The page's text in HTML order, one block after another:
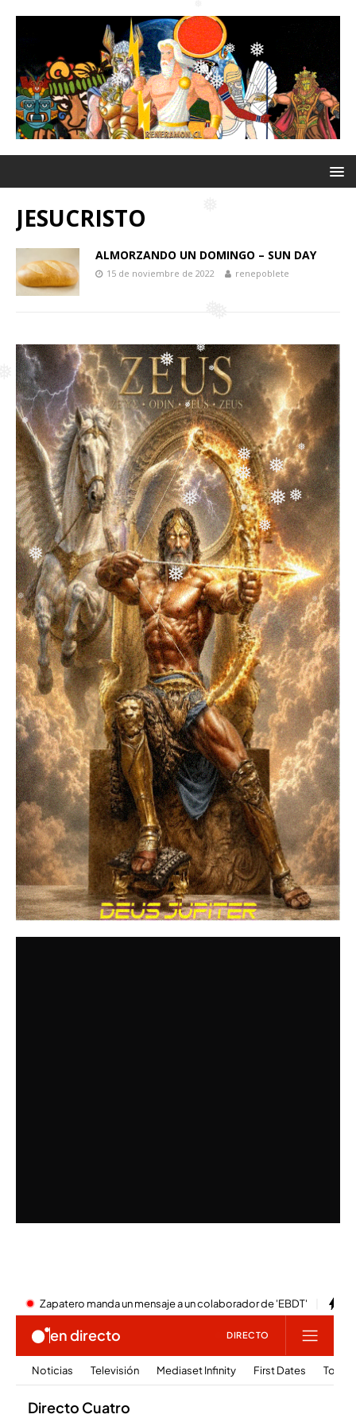
❅
❅
❅
❅
❅
❅
❅
❅
❅
❅
❅
❅ ❅
❅
❅
❅
❅
❅
❅
❅
❅
❅
❅
❅
❅
JESUCRISTO
ALMORZANDO UN DOMINGO – SUN DAY
15 de noviembre de 2022 renepoblete